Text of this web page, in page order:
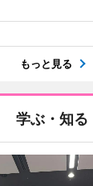
もっと見る
学ぶ・知る